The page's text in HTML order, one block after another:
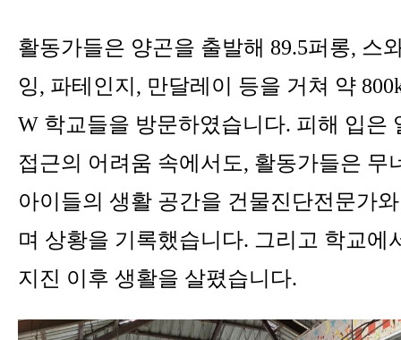
활동가들은 양곤을 출발해 89.5퍼롱, 스
잉, 파테인지, 만달레이 등을 거쳐 약
W 학교들을 방문하였습니다. 피해 입은
접근의 어려움 속에서도, 활동가들은 무
아이들의 생활 공간을 건물진단전문가
며 상황을 기록했습니다. 그리고 학교에
지진 이후 생활을 살폈습니다.